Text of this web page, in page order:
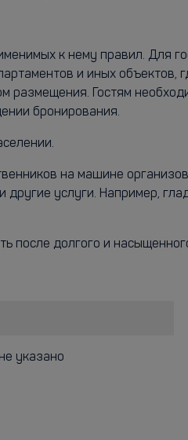
к нему правил. Для
и иных объектов,
Гостям
бронирования.
на машине
услуги. Например,
долгого и
указано